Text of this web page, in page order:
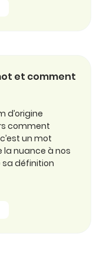
et comment
d’origine
comment
un mot
la nuance à nos
sa définition